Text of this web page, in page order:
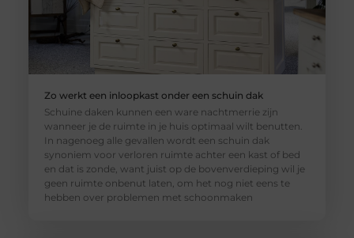
Zo werkt een inloopkast onder een schuin dak
Schuine daken kunnen een ware nachtmerrie zijn
wanneer je de ruimte in je huis optimaal wilt benutten.
In nagenoeg alle gevallen wordt een schuin dak
synoniem voor verloren ruimte achter een kast of bed
en dat is zonde, want juist op de bovenverdieping wil je
geen ruimte onbenut laten, om het nog niet eens te
hebben over problemen met schoonmaken